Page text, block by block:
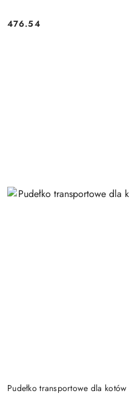
Cena:
476.54
Pudełko transportowe dla